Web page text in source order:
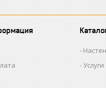
Услуги